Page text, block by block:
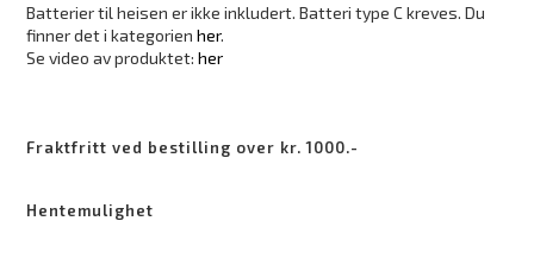
Batterier til heisen er ikke inkludert. Batteri type C kreves. Du
finner det i kategorienher.
Se video av produktet:her
Fraktfritt ved bestilling over kr. 1000.-
Hentemulighet